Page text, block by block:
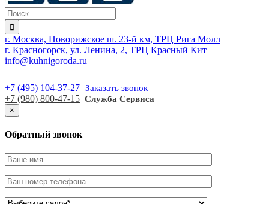
г. Москва, Новорижское ш. 23-й км, ТРЦ Рига Молл
г. Красногорск, ул. Ленина, 2, ТРЦ Красный Кит
info@kuhnigoroda.ru
+7 (495) 104-37-27 Заказать звонок
+7 (980) 800-47-15 Служба Сервиса
×
Обратный звонок